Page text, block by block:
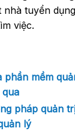
nhà tuyển
việc.
phần mềm
pháp quản
lý